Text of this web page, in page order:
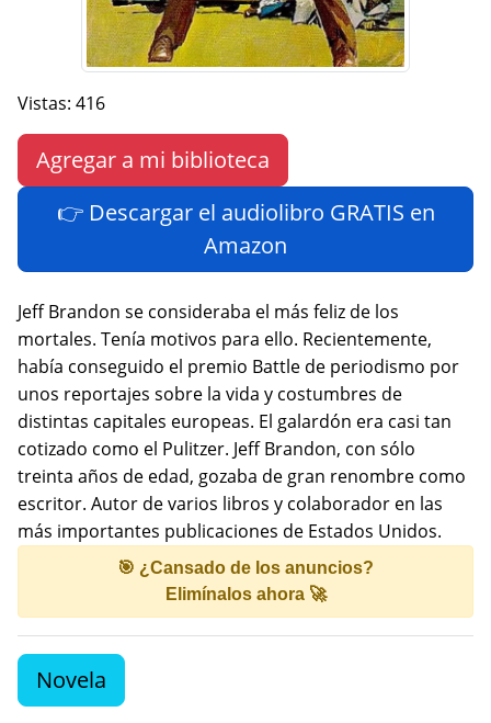
Vistas: 416
Agregar a mi biblioteca
👉 Descargar el audiolibro GRATIS en
Amazon
Jeff Brandon se consideraba el más feliz de los
mortales. Tenía motivos para ello. Recientemente,
había conseguido el premio Battle de periodismo por
unos reportajes sobre la vida y costumbres de
distintas capitales europeas. El galardón era casi tan
cotizado como el Pulitzer. Jeff Brandon, con sólo
treinta años de edad, gozaba de gran renombre como
escritor. Autor de varios libros y colaborador en las
más importantes publicaciones de Estados Unidos.
🎯 ¿Cansado de los anuncios?
Elimínalos ahora 🚀
Novela